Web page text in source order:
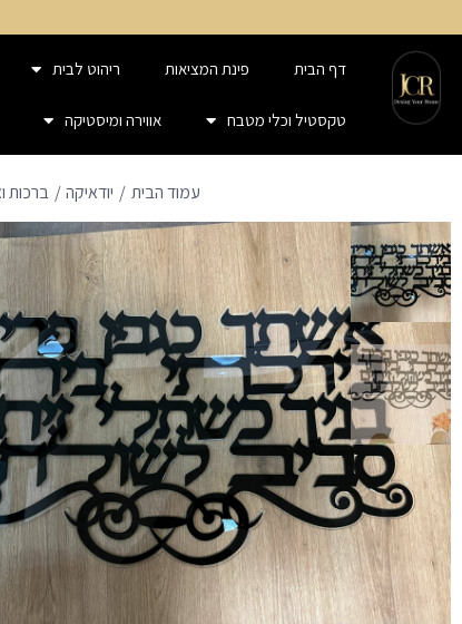
דף הבית פינת המציאות ריהוט לבית
טקסטיל וכלי מטבח אווירה ומיסטיקה
עמוד הבית יודאיקה ברכות